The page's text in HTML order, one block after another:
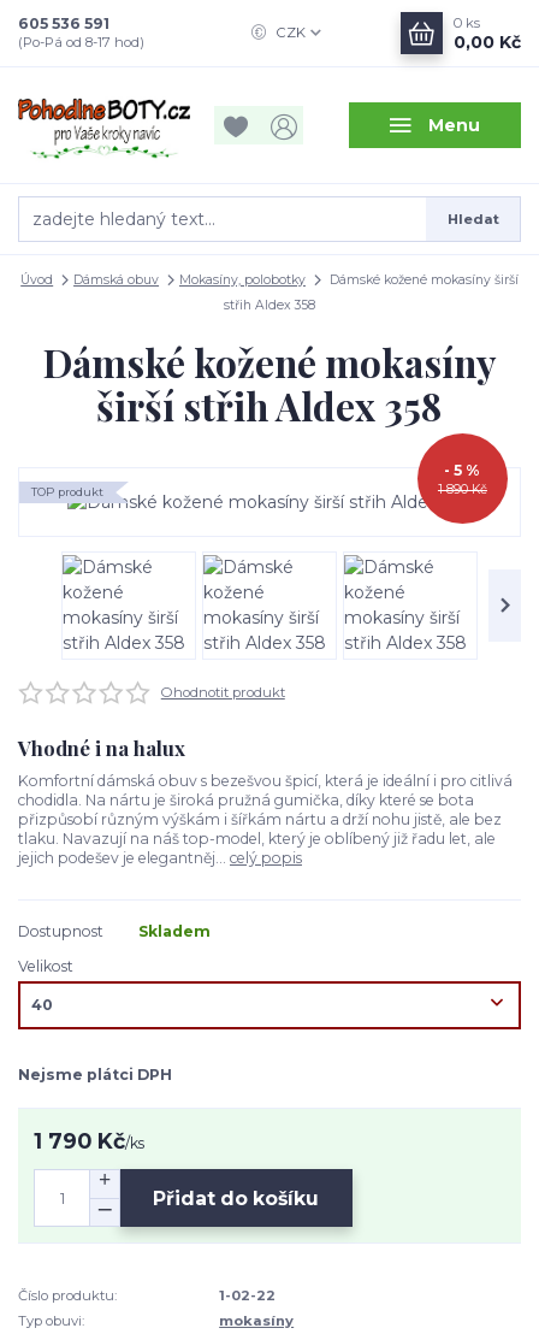
Menu
CZK
Hledat
605 536 591
(Po-Pá od 8-17 hod)
0 ks
0,00 Kč
Úvod Dámská obuv Mokasíny, polobotky
Dámské kožené mokasíny širší
střih Aldex 358
Dámské kožené mokasíny
širší střih Aldex 358
TOP produkt 1 890 Kč
- 5 %
Ohodnotit produkt
Vhodné i na halux
Komfortní dámská obuv s bezešvou špicí, která je ideální i pro citlivá
chodidla. Na nártu je široká pružná gumička, díky které se bota
přizpůsobí různým výškám i šířkám nártu a drží nohu jistě, ale bez
tlaku. Navazují na náš top-model, který je oblíbený již řadu let, ale
jejich podešev je elegantněj... celý popis
Dostupnost
Skladem
Velikost
Nejsme plátci DPH
1 790 Kč/ks
Přidat do košíku
Číslo produktu:
1-02-22
Typ obuvi:
mokasíny